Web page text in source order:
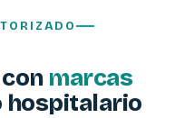
marcas
hospitalario